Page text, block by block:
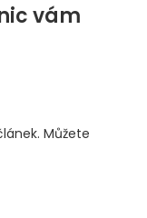
vám
Můžete